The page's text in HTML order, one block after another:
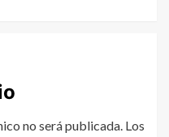
no será publicada. Los